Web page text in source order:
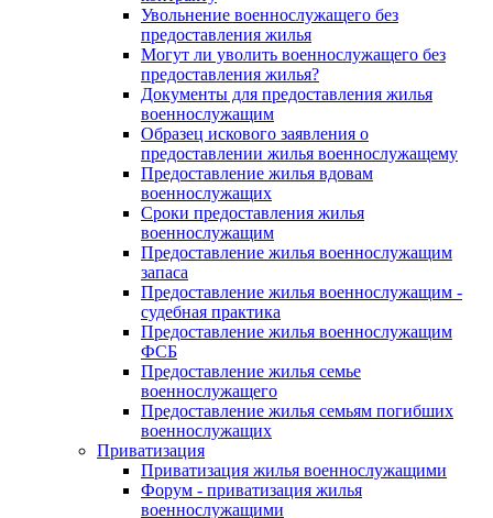
Увольнение военнослужащего без
предоставления жилья
Могут ли уволить военнослужащего без
предоставления жилья?
Документы для предоставления жилья
военнослужащим
Образец искового заявления о
предоставлении жилья военнослужащему
Предоставление жилья вдовам
военнослужащих
Сроки предоставления жилья
военнослужащим
Предоставление жилья военнослужащим
запаса
Предоставление жилья военнослужащим -
судебная практика
Предоставление жилья военнослужащим
ФСБ
Предоставление жилья семье
военнослужащего
Предоставление жилья семьям погибших
военнослужащих
Приватизация
Приватизация жилья военнослужащими
Форум - приватизация жилья
военнослужащими